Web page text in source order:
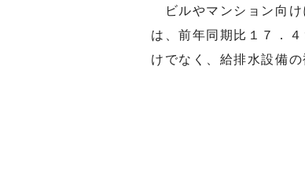
ビルやマンション向け
は、前年同期比１７．
けでなく、給排水設備